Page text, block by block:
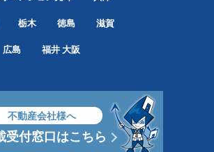
栃木 徳島 滋賀
広島 福井大阪
不動産会社様へ
受付窓口はこちら